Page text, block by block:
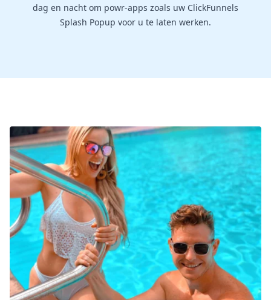
dag en nacht om powr-apps zoals uw ClickFunnels
Splash Popup voor u te laten werken.